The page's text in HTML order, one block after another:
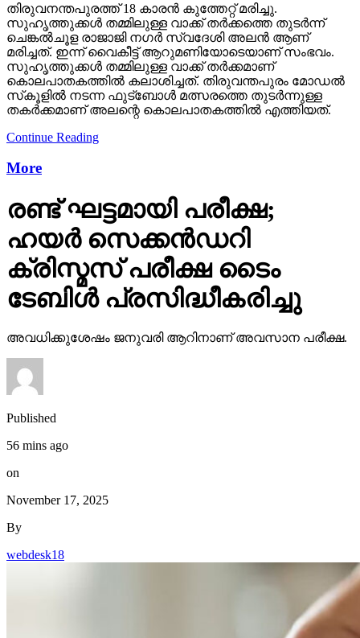
തിരുവനന്തപുരത്ത് 18 കാരന്‍ കുത്തേറ്റ് മരിച്ചു.
സുഹൃത്തുക്കള്‍ തമ്മിലുള്ള വാക്ക് തര്‍ക്കത്തെ തുടര്‍ന്ന്
ചെങ്കല്‍ചൂള രാജാജി നഗര്‍ സ്വദേശി അലന്‍ ആണ്
മരിച്ചത്. ഇന്ന് വൈകീട്ട് ആറുമണിയോടെയാണ് സംഭവം.
സുഹൃത്തുക്കള്‍ തമ്മിലുള്ള വാക്ക് തര്‍ക്കമാണ്
കൊലപാതകത്തില്‍ കലാശിച്ചത്. തിരുവന്തപുരം മോഡല്‍
സ്‌കൂളില്‍ നടന്ന ഫുട്‌ബോള്‍ മത്സരത്തെ തുടര്‍ന്നുള്ള
തകര്‍ക്കമാണ് അലന്റെ കൊലപാതകത്തില്‍ എത്തിയത്.
Continue Reading
More
രണ്ട് ഘട്ടമായി പരീക്ഷ;
ഹയര്‍ സെക്കന്‍ഡറി
ക്രിസ്മസ് പരീക്ഷ ടൈം
ടേബിള്‍ പ്രസിദ്ധീകരിച്ചു
അവധിക്കുശേഷം ജനുവരി ആറിനാണ് അവസാന പരീക്ഷ.
Published
56 mins ago
on
November 17, 2025
By
webdesk18